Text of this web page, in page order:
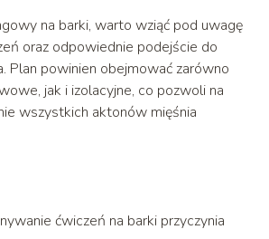
na barki, warto wziąć pod uwagę
oraz odpowiednie podejście do
Plan powinien obejmować zarówno
jak i izolacyjne, co pozwoli na
wszystkich aktonów mięśnia
ćwiczeń na barki przyczynia